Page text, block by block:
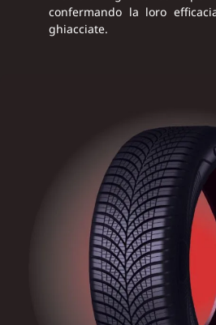
confermando la loro
ghiacciate.